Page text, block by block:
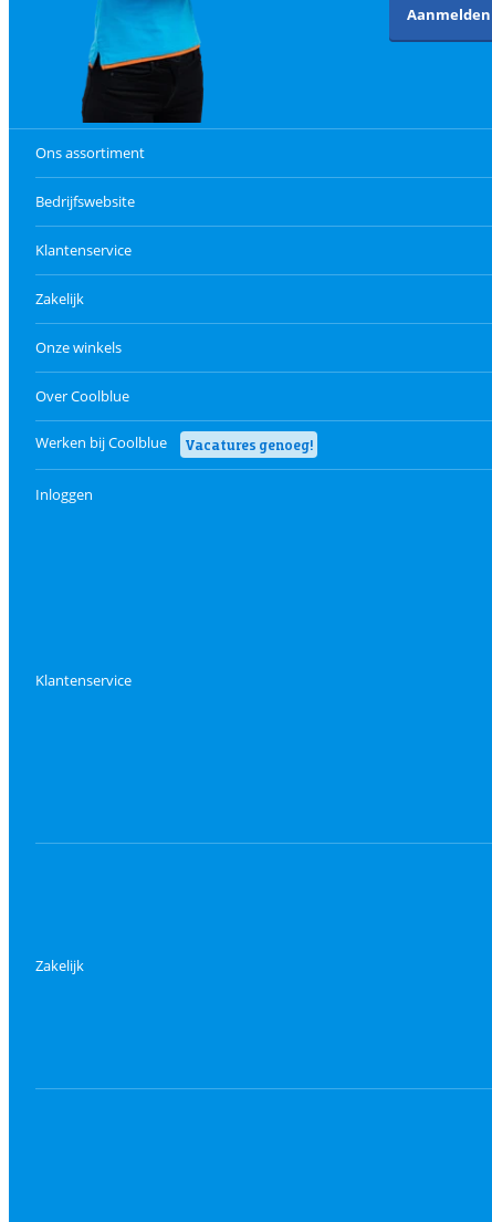
Aanmelden
Ons assortiment
Bedrijfswebsite
Klantenservice
Zakelijk
Onze winkels
Over Coolblue
Werken bij Coolblue Vacatures genoeg!
Inloggen
Klantenservice
Zakelijk